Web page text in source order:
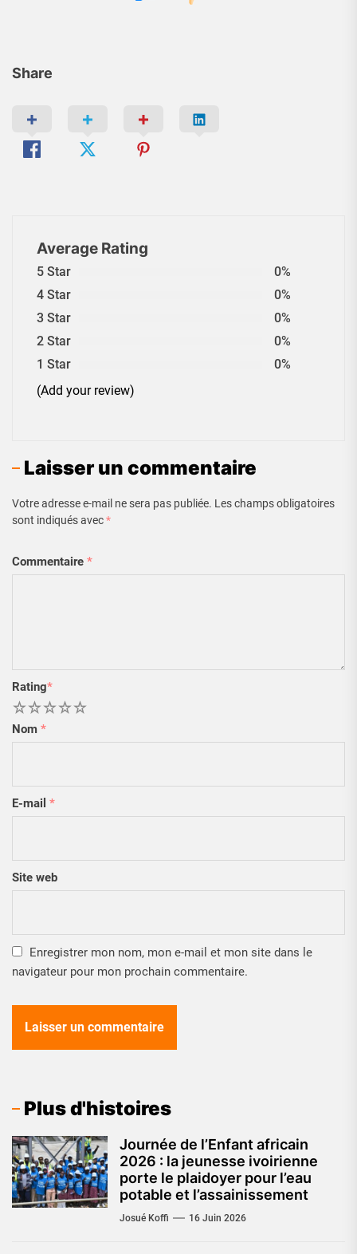
Share
Average Rating
5 Star
0%
4 Star
0%
3 Star
0%
2 Star
0%
1 Star
0%
(Add your review)
Laisser un commentaire
Votre adresse e-mail ne sera pas publiée. Les champs obligatoires
sont indiqués avec*
Commentaire *
Rating*
5
4
3
2
Nom *
E-mail *
Site web
Enregistrer mon nom, mon e-mail et mon site dans le
navigateur pour mon prochain commentaire.
Plus d'histoires
Journée de l’Enfant africain
2026 : la jeunesse ivoirienne
porte le plaidoyer pour l’eau
potable et l’assainissement
Josué Koffi 16 Juin 2026